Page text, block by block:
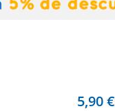
5,90 €